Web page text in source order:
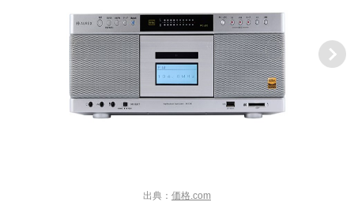
出典： 価格.com